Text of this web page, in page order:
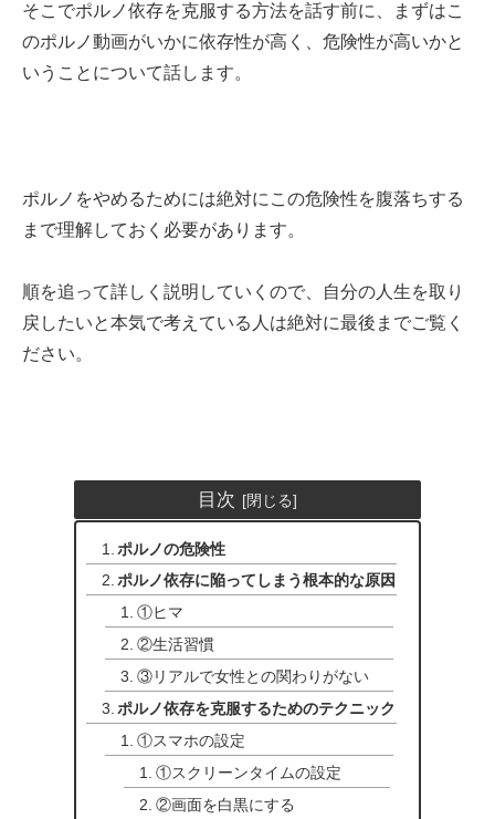
そこでポルノ依存を克服する方法を話す前に、まずはこ
のポルノ動画がいかに依存性が高く、危険性が高いかと
いうことについて話します。
ポルノをやめるためには絶対にこの危険性を腹落ちする
まで理解しておく必要があります。
順を追って詳しく説明していくので、自分の人生を取り
戻したいと本気で考えている人は絶対に最後までご覧く
ださい。
目次
ポルノの危険性
ポルノ依存に陥ってしまう根本的な原因
①ヒマ
②生活習慣
③リアルで女性との関わりがない
ポルノ依存を克服するためのテクニック
①スマホの設定
①スクリーンタイムの設定
②画面を白黒にする